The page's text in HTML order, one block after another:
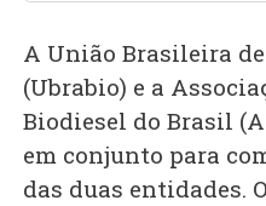
A União Brasileira
(Ubrabio) e a
Biodiesel do Brasil
em conjunto para
das duas entidades.